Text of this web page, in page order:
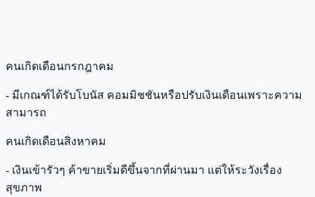
คนเกิดเดือนกรกฎาคม
- มีเกณฑ์ได้รับโบนัส คอมมิชชันหรือปรับเงินเดือนเพราะความ
สามารถ
คนเกิดเดือนสิงหาคม
- เงินเข้ารัวๆ ค้าขายเริ่มดีขึ้นจากที่ผ่านมา แต่ให้ระวังเรื่อง
สุขภาพ